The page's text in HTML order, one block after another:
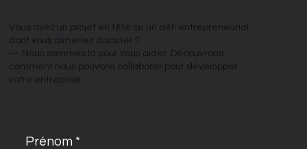
Vous avez un projet en tête ou un défi entrepreneurial
dont vous aimeriez discuter ?
— Nous sommes là pour vous aider. Découvrons
comment nous pouvons collaborer pour développer
votre entreprise.
Prénom *